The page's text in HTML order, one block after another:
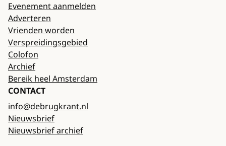
Evenement aanmelden
Adverteren
Vrienden worden
Verspreidingsgebied
Colofon
Archief
Bereik heel Amsterdam
CONTACT
info@debrugkrant.nl
Nieuwsbrief
Nieuwsbrief archief